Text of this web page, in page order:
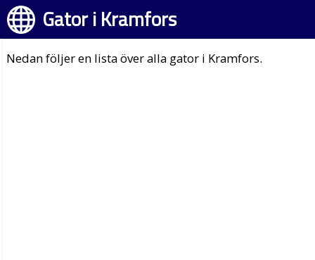
Gator i Kramfors
Nedan följer en lista över alla gator i Kramfors.